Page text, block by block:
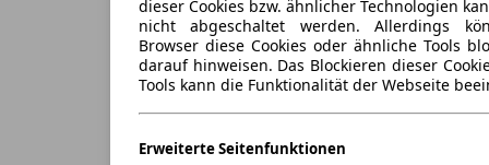
dieser Cookies bzw. ähnlicher Technologien
nicht abgeschaltet werden. Allerdings
Browser diese Cookies oder ähnliche Tools
darauf hinweisen. Das Blockieren dieser
Tools kann die Funktionalität der Webseite
Erweiterte Seitenfunktionen